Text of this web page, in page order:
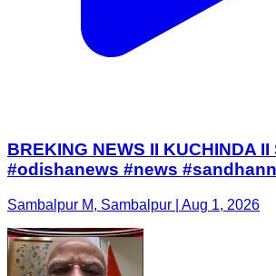
BREKING NEWS II KUCHINDA
#odishanews #news
Sambalpur M, Sambalpur | Aug 1, 2026